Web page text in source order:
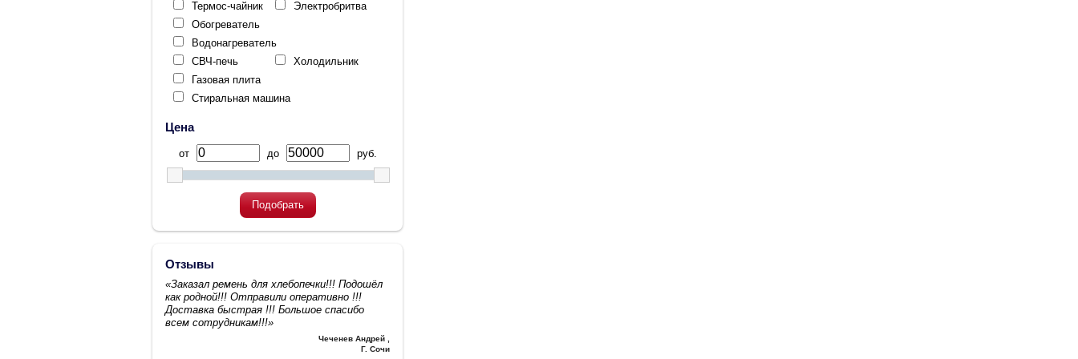
Термос-чайник
Электробритва
Обогреватель
Водонагреватель
СВЧ-печь
Холодильник
Газовая плита
Стиральная машина
Цена
от до руб.
Подобрать
Отзывы
«Заказал ремень для хлебопечки!!! Подошёл
как родной!!! Отправили оперативно !!!
Доставка быстрая !!! Большое спасибо
всем сотрудникам!!!»
Чеченев Андрей
Г. Сочи